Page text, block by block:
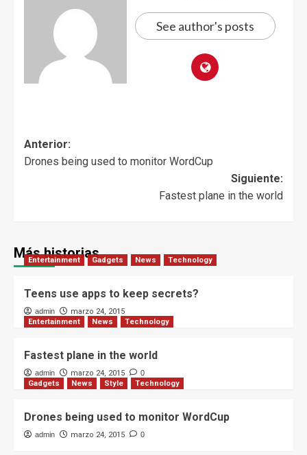
See author's posts
Anterior:
Drones being used to monitor WordCup
Siguiente:
Fastest plane in the world
Más historias
Entertainment Gadgets News Technology
Teens use apps to keep secrets?
admin
marzo 24, 2015
Entertainment
News Technology
Fastest plane in the world
admin marzo 24, 2015 0
Gadgets News Style Technology
Drones being used to monitor WordCup
admin marzo 24, 2015 0